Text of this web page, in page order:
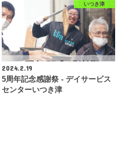
いつき津
2024.2.19
5周年記念感謝祭 - デイサービス
センターいつき津